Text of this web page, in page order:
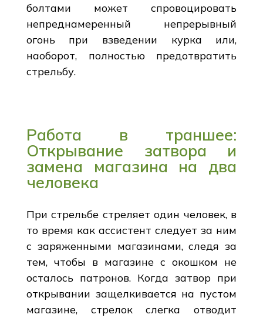
болтами может спровоцировать
непреднамеренный непрерывный
огонь при взведении курка или,
наоборот, полностью предотвратить
стрельбу.
Работа в траншее:
Открывание затвора и
замена магазина на два
человека
При стрельбе стреляет один человек, в
то время как ассистент следует за ним
с заряженными магазинами, следя за
тем, чтобы в магазине с окошком не
осталось патронов. Когда затвор при
открывании защелкивается на пустом
магазине, стрелок слегка отводит